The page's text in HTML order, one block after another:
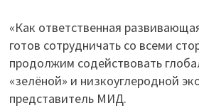
«Как ответственная
готов сотрудничать со всеми
продолжим содействовать
«зелёной» и низкоуглеродной
представитель МИД.